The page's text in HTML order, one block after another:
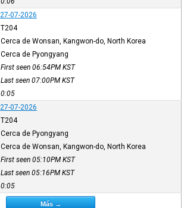
27-07-2026
T204
Cerca de Wonsan, Kangwon-do, North Korea
Cerca de Pyongyang
First seen 06:54PM KST
Last seen 07:00PM KST
0:05
27-07-2026
T204
Cerca de Pyongyang
Cerca de Wonsan, Kangwon-do, North Korea
First seen 05:10PM KST
Last seen 05:16PM KST
0:05
Más →